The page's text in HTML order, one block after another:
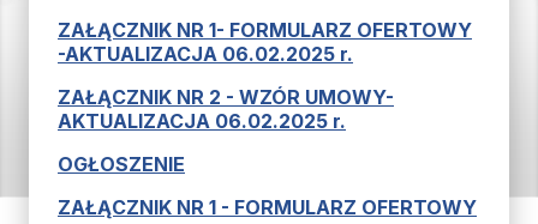
ZAŁĄCZNIK NR 1- FORMULARZ OFERTOWY
-AKTUALIZACJA 06.02.2025 r.
ZAŁĄCZNIK NR 2 - WZÓR UMOWY-
AKTUALIZACJA 06.02.2025 r.
OGŁOSZENIE
ZAŁĄCZNIK NR 1 - FORMULARZ OFERTOWY